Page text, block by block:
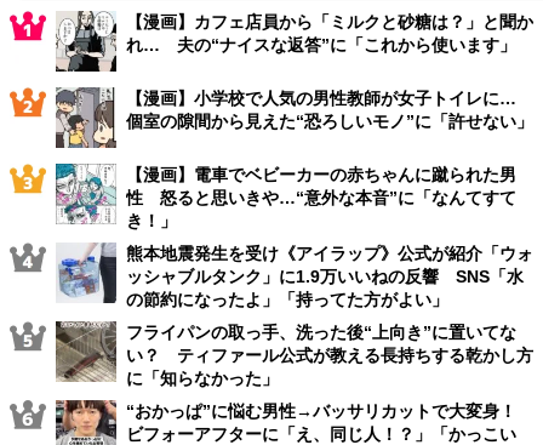
【漫画】カフェ店員から「ミルクと砂糖は？」と聞か
れ… 夫の“ナイスな返答”に「これから使います」
【漫画】小学校で人気の男性教師が女子トイレに…
個室の隙間から見えた“恐ろしいモノ”に「許せない」
【漫画】電車でベビーカーの赤ちゃんに蹴られた男
性 怒ると思いきや…“意外な本音”に「なんてすて
き！」
熊本地震発生を受け《アイラップ》公式が紹介「ウォ
ッシャブルタンク」に1.9万いいねの反響 SNS「水
の節約になったよ」「持ってた方がよい」
フライパンの取っ手、洗った後“上向き”に置いてな
い？ ティファール公式が教える長持ちする乾かし方
に「知らなかった」
“おかっぱ”に悩む男性→バッサリカットで大変身！
ビフォーアフターに「え、同じ人！？」「かっこい